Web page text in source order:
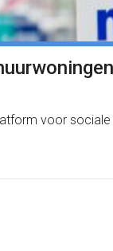
voor